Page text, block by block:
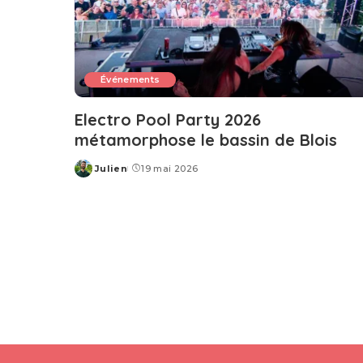
Événements
Electro Pool Party 2026
métamorphose le bassin de Blois
Posted
Julien 19 mai 2026